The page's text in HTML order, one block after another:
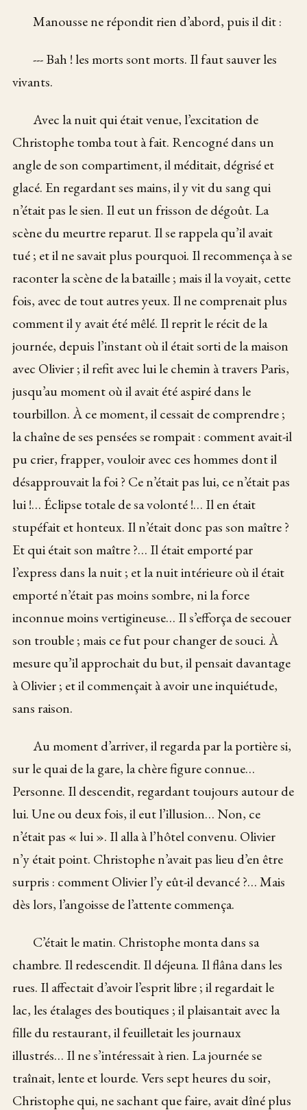
Manousse ne répondit rien d’abord, puis il dit :
--- Bah ! les morts sont morts. Il faut sauver les
vivants.
Avec la nuit qui était venue, l’excitation de
Christophe tomba tout à fait. Rencogné dans un
angle de son compartiment, il méditait, dégrisé et
glacé. En regardant ses mains, il y vit du sang qui
n’était pas le sien. Il eut un frisson de dégoût. La
scène du meurtre reparut. Il se rappela qu’il avait
tué ; et il ne savait plus pourquoi. Il recommença à se
raconter la scène de la bataille ; mais il la voyait, cette
fois, avec de tout autres yeux. Il ne comprenait plus
comment il y avait été mêlé. Il reprit le récit de la
journée, depuis l’instant où il était sorti de la maison
avec Olivier ; il refit avec lui le chemin à travers Paris,
jusqu’au moment où il avait été aspiré dans le
tourbillon. À ce moment, il cessait de comprendre ;
la chaîne de ses pensées se rompait : comment avait-il
pu crier, frapper, vouloir avec ces hommes dont il
désapprouvait la foi ? Ce n’était pas lui, ce n’était pas
lui !… Éclipse totale de sa volonté !… Il en était
stupéfait et honteux. Il n’était donc pas son maître ?
Et qui était son maître ?… Il était emporté par
l’express dans la nuit ; et la nuit intérieure où il était
emporté n’était pas moins sombre, ni la force
inconnue moins vertigineuse… Il s’efforça de secouer
son trouble ; mais ce fut pour changer de souci. À
mesure qu’il approchait du but, il pensait davantage
à Olivier ; et il commençait à avoir une inquiétude,
sans raison.
Au moment d’arriver, il regarda par la portière si,
sur le quai de la gare, la chère figure connue…
Personne. Il descendit, regardant toujours autour de
lui. Une ou deux fois, il eut l’illusion… Non, ce
n’était pas « lui ». Il alla à l’hôtel convenu. Olivier
n’y était point. Christophe n’avait pas lieu d’en être
surpris : comment Olivier l’y eût-il devancé ?… Mais
dès lors, l’angoisse de l’attente commença.
C’était le matin. Christophe monta dans sa
chambre. Il redescendit. Il déjeuna. Il flâna dans les
rues. Il affectait d’avoir l’esprit libre ; il regardait le
lac, les étalages des boutiques ; il plaisantait avec la
fille du restaurant, il feuilletait les journaux
illustrés… Il ne s’intéressait à rien. La journée se
traînait, lente et lourde. Vers sept heures du soir,
Christophe qui, ne sachant que faire, avait dîné plus